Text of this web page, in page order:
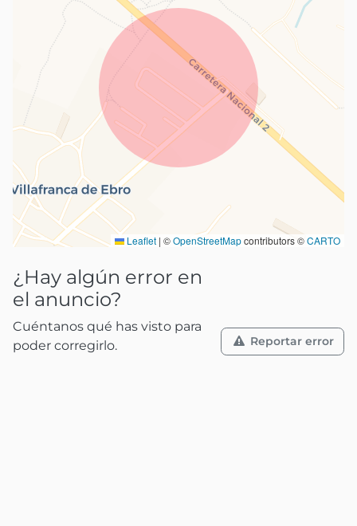
Leaflet | ©OpenStreetMapcontributors ©CARTO
¿Hay algún error en
el anuncio?
Cuéntanos qué has visto para
poder corregirlo.
Reportar error